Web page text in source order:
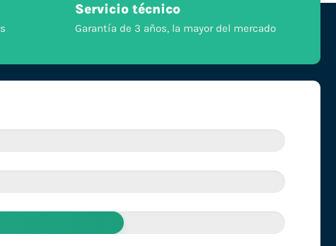
Servicio técnico
Garantía de 3 años, la mayor del mercado